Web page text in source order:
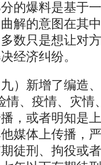
的爆料是基于
解的意图在其
数只是想让对
经济纠纷。
新增了编造、
情、疫情、灾情
，或者明知是
媒体上传播，
徒刑、拘役或